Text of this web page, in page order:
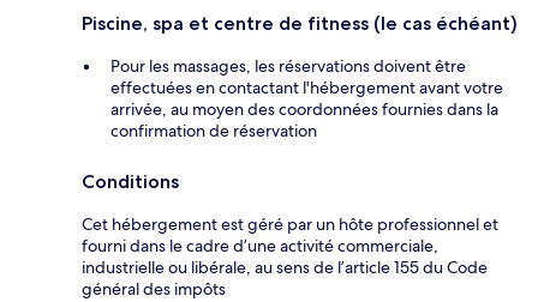
Piscine, spa et centre de fitness (le cas échéant)
Pour les massages, les réservations doivent être
effectuées en contactant l'hébergement avant votre
arrivée, au moyen des coordonnées fournies dans la
confirmation de réservation
Conditions
Cet hébergement est géré par un hôte professionnel et
fourni dans le cadre d’une activité commerciale,
industrielle ou libérale, au sens de l’article 155 du Code
général des impôts